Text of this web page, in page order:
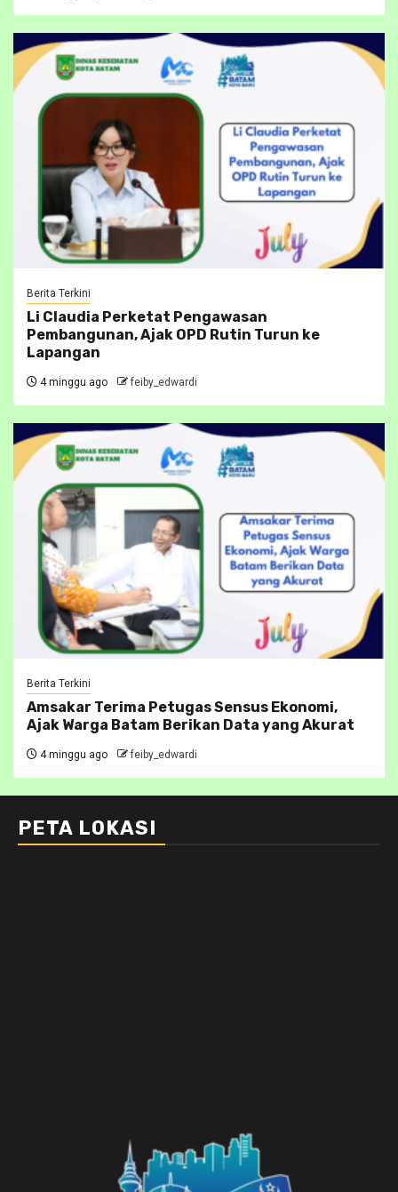
Berita Terkini
Li Claudia Perketat Pengawasan
Pembangunan, Ajak OPD Rutin Turun ke
Lapangan
4 minggu ago feiby_edwardi
Berita Terkini
Amsakar Terima Petugas Sensus Ekonomi,
Ajak Warga Batam Berikan Data yang Akurat
4 minggu ago feiby_edwardi
PETA LOKASI